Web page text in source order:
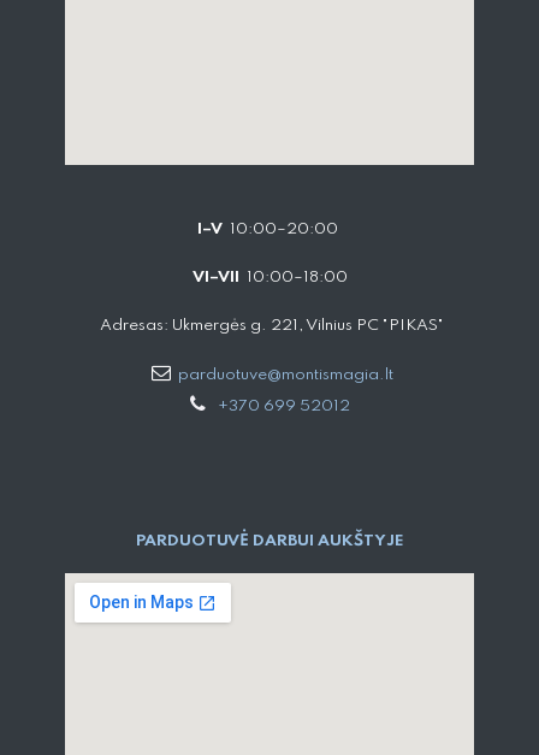
I–V 10:00–20:00
VI–VII 10:00–18:00
Adresas: Ukmergės g. 221, Vilnius PC "PIKAS"
parduotuve@montismagia.lt
+370 699 52012
PARDUOTUVĖ DARBUI AUKŠTYJE